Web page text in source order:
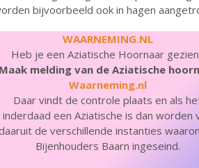
bijvoorbeeld ook in hagen
WAARNEMING.NL
Heb je een Aziatische Hoornaar
Maak melding van de Aziatische
Waarneming.nl
Daar vindt de controle plaats en als
inderdaad een Aziatische is dan worden
de verschillende instanties
Bijenhouders Baarn ingeseind.